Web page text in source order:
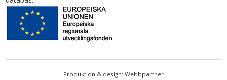
Produktion & design: Webbpartner